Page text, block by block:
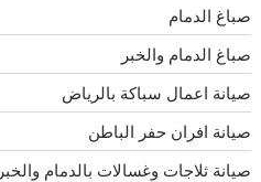
صباغ الدمام
صباغ الدمام والخبر
صيانة اعمال سباكة بالرياض
صيانة افران حفر الباطن
صيانة ثلاجات وغسالات بالدمام والخبر